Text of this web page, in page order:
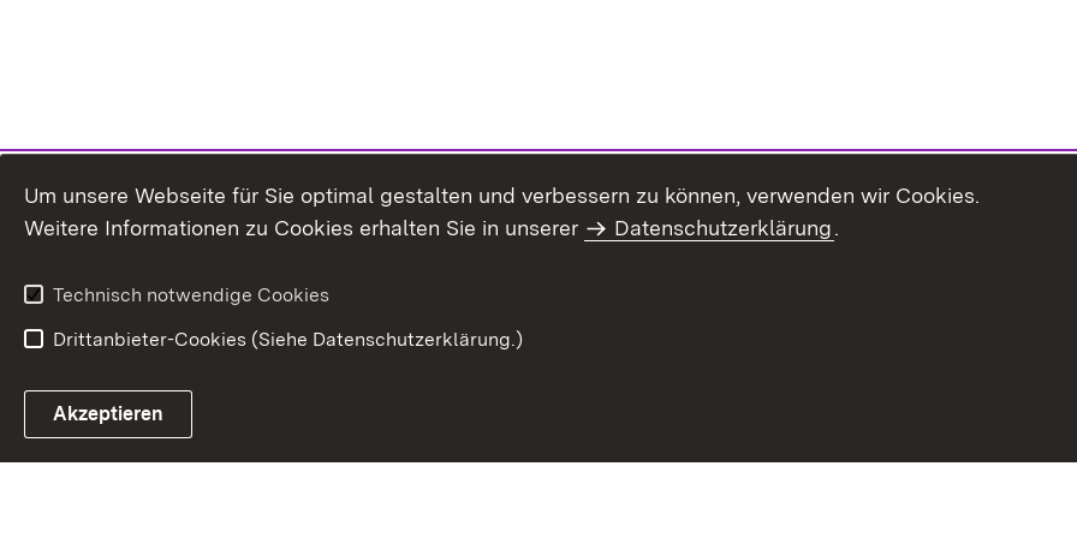
Um unsere Webseite für Sie optimal gestalten und verbessern zu können, verwenden wir Cookies.
Weitere Informationen zu Cookies erhalten Sie in unserer
Datenschutzerklärung.
Technisch notwendige Cookies
Drittanbieter-Cookies (Siehe Datenschutzerklärung.)
Akzeptieren